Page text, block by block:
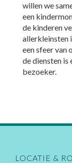
willen we
een
de kinderen
allerkleinsten
een sfeer van
de diensten
bezoeker.
LOCATIE &